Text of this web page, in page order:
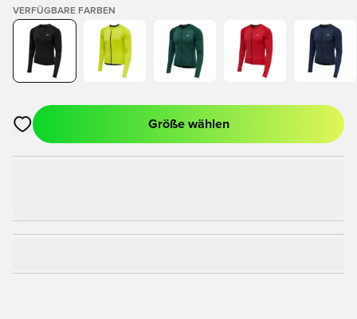
VERFÜGBARE FARBEN
Öffnet ein Fenster zum Anmelden oder Registrieren als
Größe wählen